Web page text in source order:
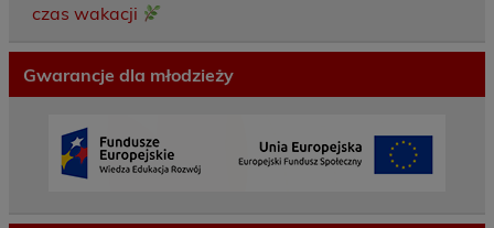
czas wakacji
Gwarancje dla młodzieży